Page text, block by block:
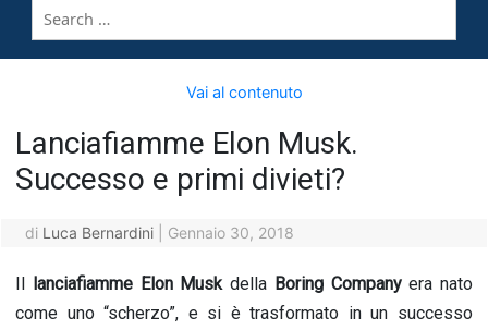
Vai al contenuto
Lanciafiamme Elon Musk.
Successo e primi divieti?
di Luca Bernardini Gennaio 30, 2018
Il lanciafiamme Elon Muskdella Boring Companyera nato
come uno “scherzo”, e si è trasformato in un successo